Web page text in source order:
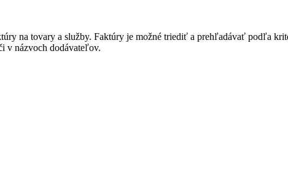
na tovary a služby. Faktúry je možné triediť a prehľadávať podľa
v názvoch dodávateľov.